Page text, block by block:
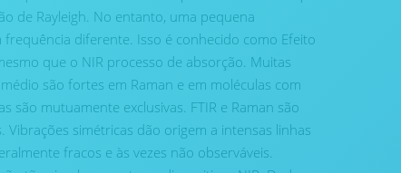
de Rayleigh. No entanto, uma pequena
diferente. Isso é conhecido como Efeito
que o NIR processo de absorção. Muitas
são fortes em Raman e em moléculas com
são mutuamente exclusivas. FTIR e Raman são
simétricas dão origem a intensas linhas
fracos e às vezes não observáveis.